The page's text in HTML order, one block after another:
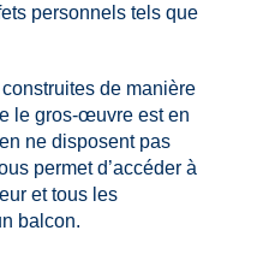
personnels tels que
de manière
le gros-œuvre est en
ne disposent pas
permet d’accéder à
et tous les
balcon.